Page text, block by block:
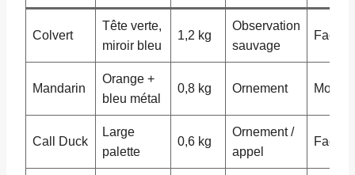
Colvert
Tête verte,
miroir bleu
1,2 kg
Observation
sauvage
Facile
Mandarin
Orange +
bleu métal
0,8 kg Ornement Moyen
Call Duck
Large
palette
0,6 kg
Ornement /
appel
Facile